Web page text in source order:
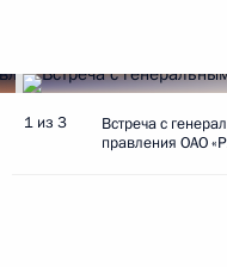
1 из 3
Встреча с
правления ОАО